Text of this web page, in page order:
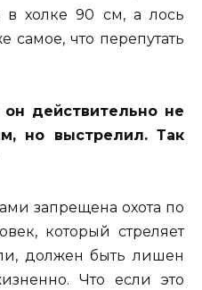
холке 90 см, а лось
самое, что перепутать
действительно не
но выстрелил. Так
запрещена охота по
который стреляет
должен быть лишен
Что если это